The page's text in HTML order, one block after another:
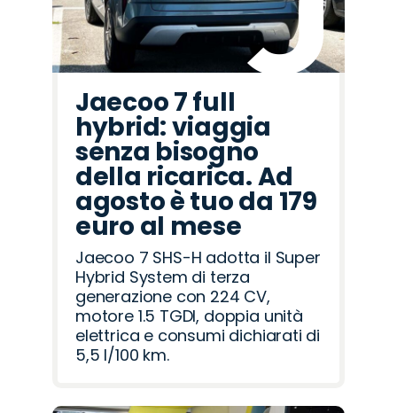
Jaecoo 7 full
hybrid: viaggia
senza bisogno
della ricarica. Ad
agosto è tuo da 179
euro al mese
Jaecoo 7 SHS-H adotta il Super
Hybrid System di terza
generazione con 224 CV,
motore 1.5 TGDI, doppia unità
elettrica e consumi dichiarati di
5,5 l/100 km.